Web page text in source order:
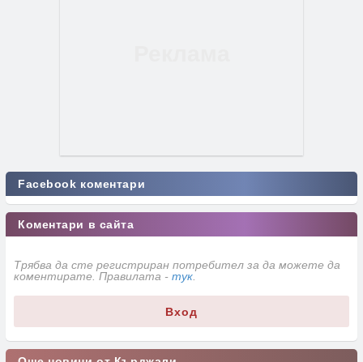
Facebook коментари
Коментари в сайта
Трябва да сте регистриран потребител за да можете да
коментирате. Правилата - тук
Вход